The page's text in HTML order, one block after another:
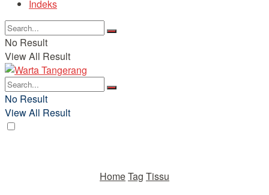
Indeks
No Result
View All Result
No Result
View All Result
HomeTag Tissu